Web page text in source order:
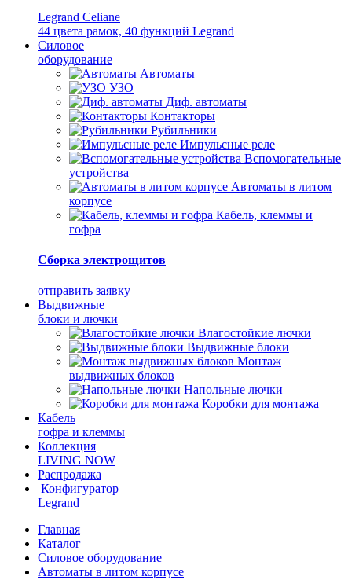
Legrand Celiane
44 цвета рамок, 40 функций Legrand
Силовое
оборудование
Автоматы
УЗО
Диф. автоматы
Контакторы
Рубильники
Импульсные реле
Вспомогательные
устройства
Автоматы в литом
корпусе
Кабель, клеммы и
гофра
Сборка электрощитов
отправить заявку
Выдвижные
блоки и лючки
Влагостойкие лючки
Выдвижные блоки
Монтаж
выдвижных блоков
Напольные лючки
Коробки для монтажа
Кабель
гофра и клеммы
Коллекция
LIVING NOW
Распродажа
Конфигуратор
Legrand
Главная
Каталог
Силовое оборудование
Автоматы в литом корпусе